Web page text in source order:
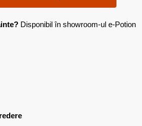
Disponibil în showroom-ul e-Potion